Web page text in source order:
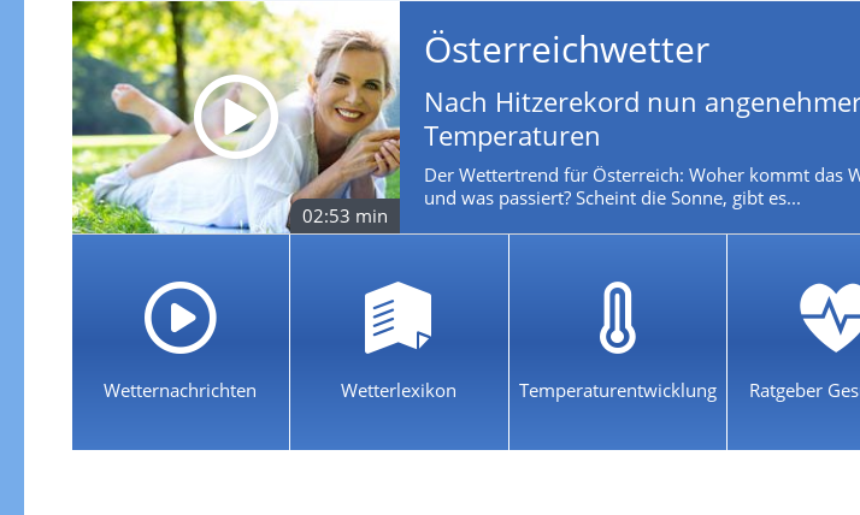
02:53 min
Österreichwetter
Nach Hitzerekord nun
Temperaturen
Der Wettertrend für Österreich: Woher kommt das
und was passiert? Scheint die Sonne, gibt es...
Wetternachrichten Wetterlexikon Temperaturentwicklung Ratgeber